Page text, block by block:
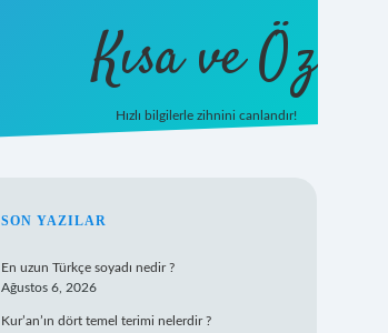
Kısa ve Öz
Hızlı bilgilerle zihnini canlandır!
SIDEBAR
SON YAZILAR
En uzun Türkçe soyadı nedir ?
Ağustos 6, 2026
Kur’an’ın dört temel terimi nelerdir ?